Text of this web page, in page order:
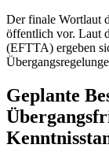
Der finale Wortlaut
öffentlich vor. Laut
(EFTTA) ergeben
Geplante